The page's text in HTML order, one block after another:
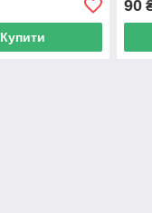
Купити
90